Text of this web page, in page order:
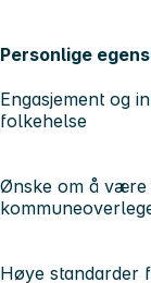
Personlige
Engasjement og
folkehelse
Ønske om å være
Høye standarder